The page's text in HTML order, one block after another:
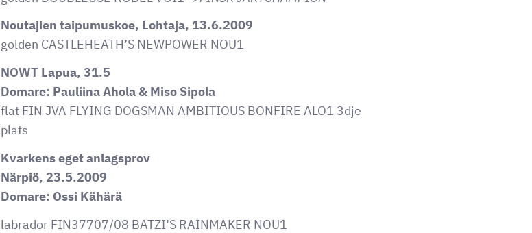
Noutajien taipumuskoe, Lohtaja, 13.6.2009
golden CASTLEHEATH’S NEWPOWER NOU1
NOWT Lapua, 31.5
Domare: Pauliina Ahola & Miso Sipola
flat FIN JVA FLYING DOGSMAN AMBITIOUS BONFIRE ALO1 3dje
plats
Kvarkens eget anlagsprov
Närpiö, 23.5.2009
Domare: Ossi Kähärä
labrador FIN37707/08 BATZI’S RAINMAKER NOU1